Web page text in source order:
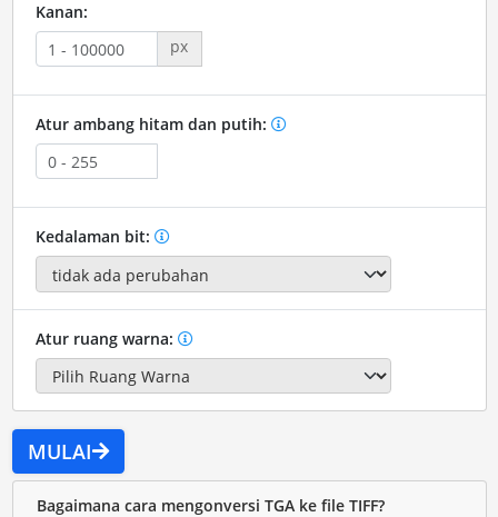
Kanan:
px
Atur ambang hitam dan putih:
Kedalaman bit:
Atur ruang warna:
MULAI
Bagaimana cara mengonversi TGA ke file TIFF?